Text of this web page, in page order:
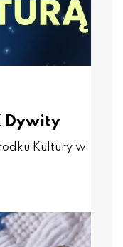
Dywity
Kultury w